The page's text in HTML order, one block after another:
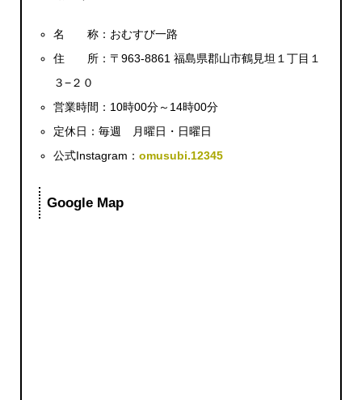
名 称：おむすび一路
住 所：〒963-8861 福島県郡山市鶴見坦１丁目１
３−２０
営業時間：10時00分～14時00分
定休日：毎週 月曜日・日曜日
公式Instagram：omusubi.12345
Google Map